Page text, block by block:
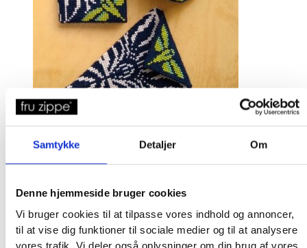
Samtykke Detaljer Om
Denne hjemmeside bruger cookies
Vi bruger cookies til at tilpasse vores indhold og annoncer,
til at vise dig funktioner til sociale medier og til at analysere
80-0510 oleander – sysæt